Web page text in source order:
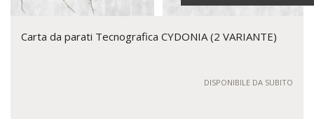
Carta da parati Tecnografica CYDONIA (2 VARIANTE)
DISPONIBILE DA SUBITO